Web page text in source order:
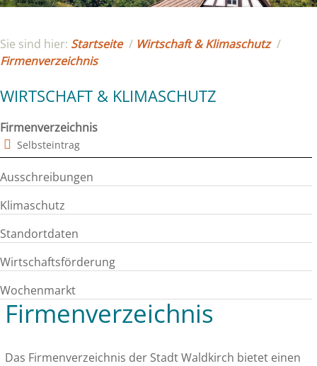
Sie sind hier: Startseite / Wirtschaft & Klimaschutz /
Firmenverzeichnis
WIRTSCHAFT & KLIMASCHUTZ
Firmenverzeichnis
Selbsteintrag
Ausschreibungen
Klimaschutz
Standortdaten
Wirtschaftsförderung
Wochenmarkt
Firmenverzeichnis
Das Firmenverzeichnis der Stadt Waldkirch bietet einen